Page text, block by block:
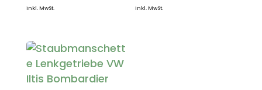
inkl. MwSt. inkl. MwSt.